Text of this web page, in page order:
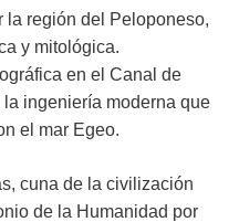
la región del Peloponeso,
y mitológica.
en el Canal de
ingeniería moderna que
el mar Egeo.
cuna de la civilización
de la Humanidad por